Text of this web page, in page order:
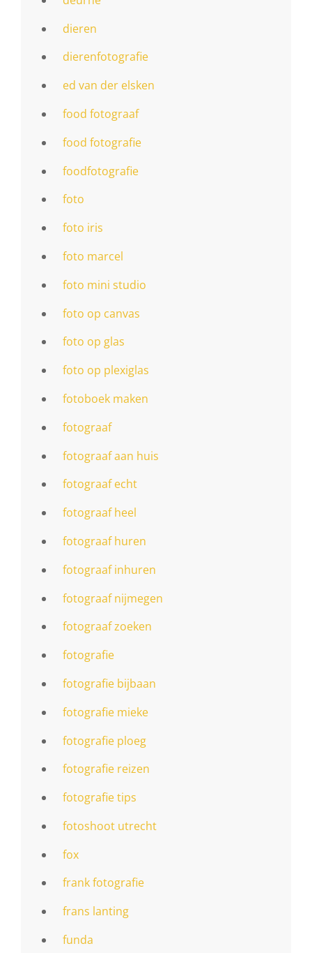
dieren
dierenfotografie
ed van der elsken
food fotograaf
food fotografie
foodfotografie
foto
foto iris
foto marcel
foto mini studio
foto op canvas
foto op glas
foto op plexiglas
fotoboek maken
fotograaf
fotograaf aan huis
fotograaf echt
fotograaf heel
fotograaf huren
fotograaf inhuren
fotograaf nijmegen
fotograaf zoeken
fotografie
fotografie bijbaan
fotografie mieke
fotografie ploeg
fotografie reizen
fotografie tips
fotoshoot utrecht
fox
frank fotografie
frans lanting
funda